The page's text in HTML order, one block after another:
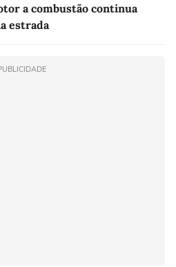
a combustão continua
estrada